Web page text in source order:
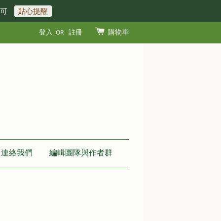
貼心提醒
登入 OR 註冊 購物車
連絡我們 編輯團隊與作者群